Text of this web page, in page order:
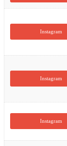
Instagram
Instagram
Instagram